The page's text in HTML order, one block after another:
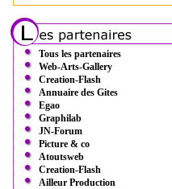
Tous les partenaires
Web-Arts-Gallery
Creation-Flash
Annuaire des Gites
Egao
Graphilab
JN-Forum
Picture & co
Atoutsweb
Creation-Flash
Ailleur Production